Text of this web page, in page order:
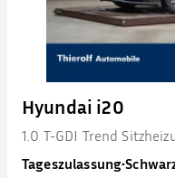
Hyundai i20
1.0 T-GDI Trend
Tageszulassung•